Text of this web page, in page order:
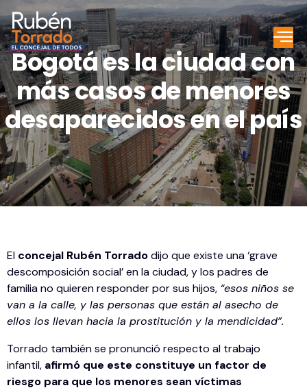
Bogotá es la ciudad con
más casos de menores
desaparecidos en el país
El concejal Rubén Torradodijo que existe una ‘grave
descomposición social’ en la ciudad, y los padres de
familia no quieren responder por sus hijos, “esos niños se
van a la calle, y las personas que están al asecho de
ellos los llevan hacia la prostitución y la mendicidad”.
Torrado también se pronunció respecto al trabajo
infantil, afirmó que este constituye un factor de
riesgo para que los menores sean víctimas